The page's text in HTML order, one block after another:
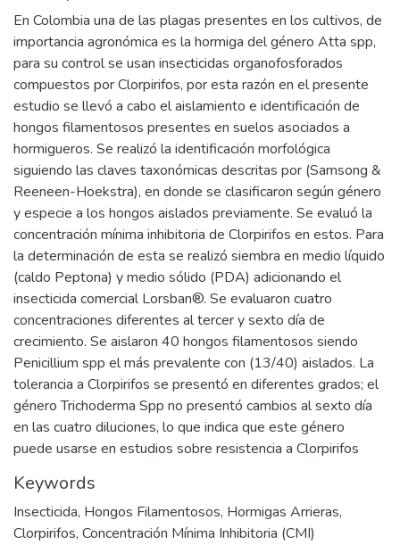
En Colombia una de las plagas presentes en los cultivos, de
importancia agronómica es la hormiga del género Atta spp,
para su control se usan insecticidas organofosforados
compuestos por Clorpirifos, por esta razón en el presente
estudio se llevó a cabo el aislamiento e identificación de
hongos filamentosos presentes en suelos asociados a
hormigueros. Se realizó la identificación morfológica
siguiendo las claves taxonómicas descritas por (Samsong &
Reeneen-Hoekstra), en donde se clasificaron según género
y especie a los hongos aislados previamente. Se evaluó la
concentración mínima inhibitoria de Clorpirifos en estos. Para
la determinación de esta se realizó siembra en medio líquido
(caldo Peptona) y medio sólido (PDA) adicionando el
insecticida comercial Lorsban®. Se evaluaron cuatro
concentraciones diferentes al tercer y sexto día de
crecimiento. Se aislaron 40 hongos filamentosos siendo
Penicillium spp el más prevalente con (13/40) aislados. La
tolerancia a Clorpirifos se presentó en diferentes grados; el
género Trichoderma Spp no presentó cambios al sexto día
en las cuatro diluciones, lo que indica que este género
puede usarse en estudios sobre resistencia a Clorpirifos
Keywords
Insecticida, Hongos Filamentosos, Hormigas Arrieras,
Clorpirifos, Concentración Mínima Inhibitoria (CMI)